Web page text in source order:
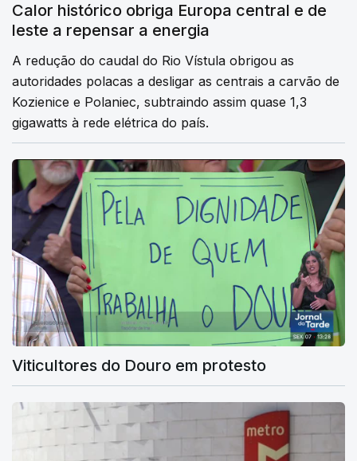
Calor histórico obriga Europa central e de
leste a repensar a energia
A redução do caudal do Rio Vístula obrigou as
autoridades polacas a desligar as centrais a carvão de
Kozienice e Polaniec, subtraindo assim quase 1,3
gigawatts à rede elétrica do país.
Viticultores do Douro em protesto